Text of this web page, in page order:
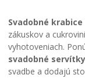
Svadobné
zákuskov a
vyhotoveniach.
svadobné servítky
svadbe a dodajú